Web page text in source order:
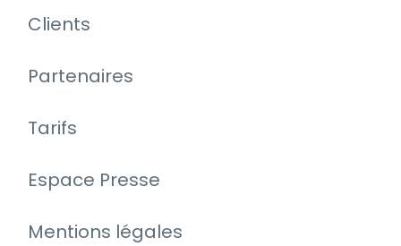
Clients
Partenaires
Tarifs
Espace Presse
Mentions légales